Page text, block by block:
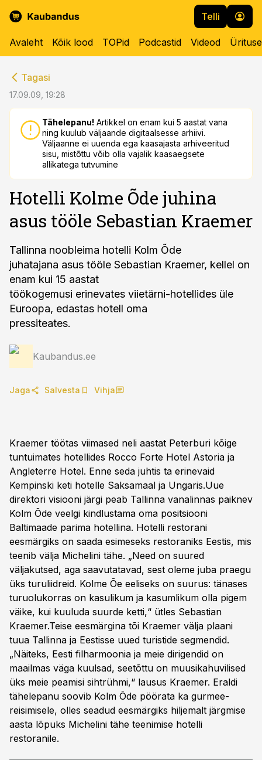
Telli
Avaleht Kõik lood TOPid Podcastid Videod
Tagasi
17.09.09, 19:28
Tähelepanu! Artikkel on enam kui 5 aastat vana
ning kuulub väljaande digitaalsesse arhiivi.
Väljaanne ei uuenda ega kaasajasta arhiveeritud
sisu, mistõttu võib olla vajalik kaasaegsete
allikatega tutvumine
Hotelli Kolme Õde juhina
asus tööle Sebastian Kraemer
Tallinna noobleima hotelli Kolm Õde
juhatajana asus tööle Sebastian Kraemer, kellel on
enam kui 15 aastat
töökogemusi erinevates viietärni-hotellides üle
Euroopa, edastas hotell oma
pressiteates.
Kaubandus.ee
Jaga Salvesta Vihja
Kraemer töötas viimased neli aastat Peterburi kõige
tuntuimates hotellides Rocco Forte Hotel Astoria ja
Angleterre Hotel. Enne seda juhtis ta erinevaid
Kempinski keti hotelle Saksamaal ja Ungaris.Uue
direktori visiooni järgi peab Tallinna vanalinnas paiknev
Kolm Õde veelgi kindlustama oma positsiooni
Baltimaade parima hotellina. Hotelli restorani
eesmärgiks on saada esimeseks restoraniks Eestis, mis
teenib välja Michelini tähe. „Need on suured
väljakutsed, aga saavutatavad, sest oleme juba praegu
üks turuliidreid. Kolme Õe eeliseks on suurus: tänases
turuolukorras on kasulikum ja kasumlikum olla pigem
väike, kui kuuluda suurde ketti,“ ütles Sebastian
Kraemer.Teise eesmärgina tõi Kraemer välja plaani
tuua Tallinna ja Eestisse uued turistide segmendid.
„Näiteks, Eesti filharmoonia ja meie dirigendid on
maailmas väga kuulsad, seetõttu on muusikahuvilised
üks meie peamisi sihtrühmi,“ lausus Kraemer. Eraldi
tähelepanu soovib Kolm Õde pöörata ka gurmee-
reisimisele, olles seadud eesmärgiks hiljemalt järgmise
aasta lõpuks Michelini tähe teenimise hotelli
restoranile.